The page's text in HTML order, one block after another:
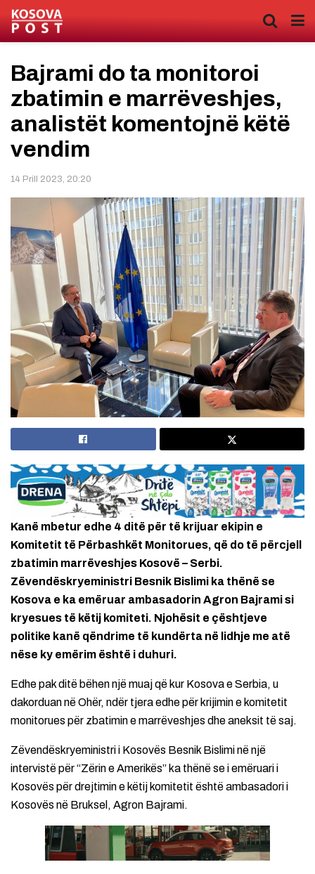
Bajrami do ta monitoroi
zbatimin e marrëveshjes,
analistët komentojnë këtë
vendim
14 Prill 2023, 20:20
Kanë mbetur edhe 4 ditë për të krijuar ekipin e
Komitetit të Përbashkët Monitorues, që do të përcjell
zbatimin marrëveshjes Kosovë – Serbi.
Zëvendëskryeministri Besnik Bislimi ka thënë se
Kosova e ka emëruar ambasadorin Agron Bajrami si
kryesues të këtij komiteti. Njohësit e çështjeve
politike kanë qëndrime të kundërta në lidhje me atë
nëse ky emërim është i duhuri.
Edhe pak ditë bëhen një muaj që kur Kosova e Serbia, u
dakorduan në Ohër, ndër tjera edhe për krijimin e komitetit
monitorues për zbatimin e marrëveshjes dhe aneksit të saj.
Zëvendëskryeministri i Kosovës Besnik Bislimi në një
intervistë për “Zërin e Amerikës” ka thënë se i emëruari i
Kosovës për drejtimin e këtij komitetit është ambasadori i
Kosovës në Bruksel, Agron Bajrami.